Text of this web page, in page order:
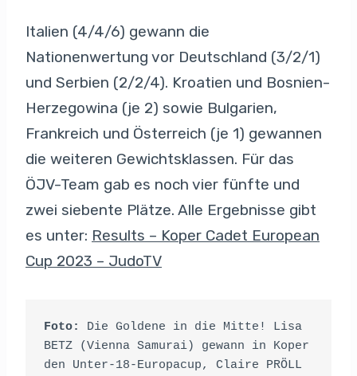
Italien (4/4/6) gewann die
Nationenwertung vor Deutschland (3/2/1)
und Serbien (2/2/4). Kroatien und Bosnien-
Herzegowina (je 2) sowie Bulgarien,
Frankreich und Österreich (je 1) gewannen
die weiteren Gewichtsklassen. Für das
ÖJV-Team gab es noch vier fünfte und
zwei siebente Plätze. Alle Ergebnisse gibt
es unter: Results – Koper Cadet European
Cup 2023 – JudoTV
Foto:
Die Goldene in die Mitte! Lisa
BETZ (Vienna Samurai) gewann in Koper
den Unter-18-Europacup, Claire PRÖLL